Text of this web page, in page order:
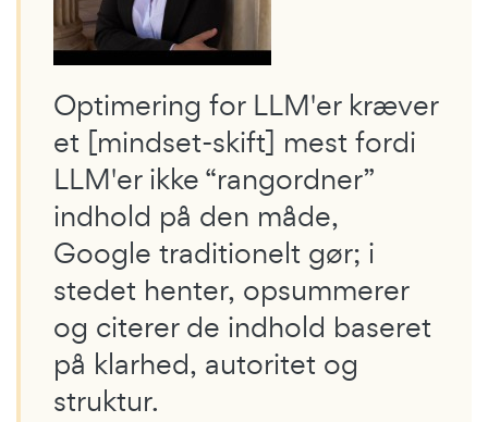
Optimering for LLM'er kræver
et [mindset-skift] mest fordi
LLM'er ikke “rangordner”
indhold på den måde,
Google traditionelt gør; i
stedet henter, opsummerer
og citerer de indhold baseret
på klarhed, autoritet og
struktur.